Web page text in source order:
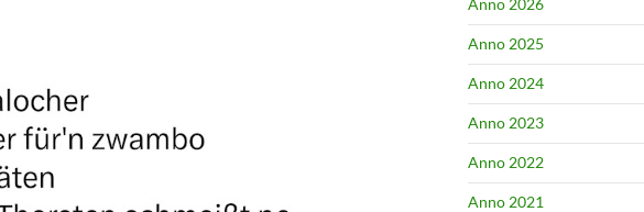
Anno 2026
Anno 2025
Anno 2024
Anno 2023
Anno 2022
Anno 2021